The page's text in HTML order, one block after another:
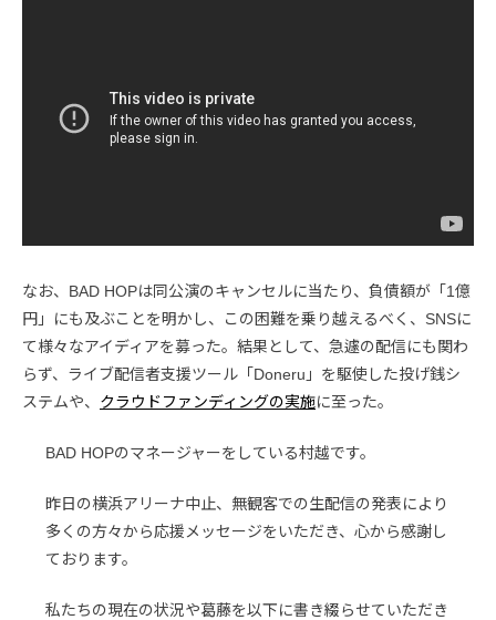
なお、BAD HOPは同公演のキャンセルに当たり、負債額が「1億
円」にも及ぶことを明かし、この困難を乗り越えるべく、SNSに
て様々なアイディアを募った。結果として、急遽の配信にも関わ
らず、ライブ配信者支援ツール「Doneru」を駆使した投げ銭シ
ステムや、 クラウドファンディングの実施に至った。
BAD HOPのマネージャーをしている村越です。
昨日の横浜アリーナ中止、無観客での生配信の発表により
多くの方々から応援メッセージをいただき、心から感謝し
ております。
私たちの現在の状況や葛藤を以下に書き綴らせていただき